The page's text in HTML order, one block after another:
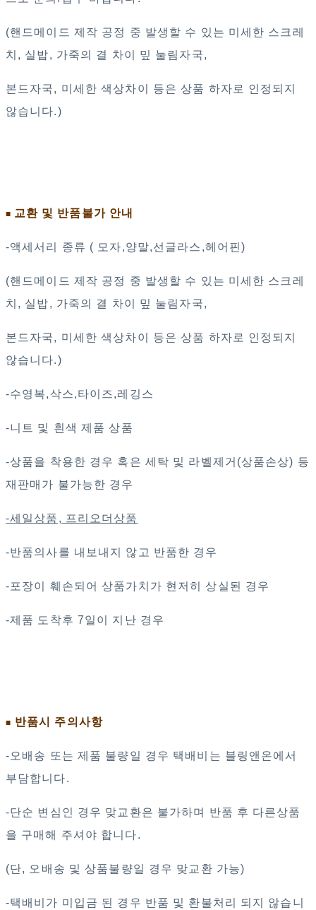
(핸드메이드 제작 공정 중 발생할 수 있는 미세한 스크레
치, 실밥, 가죽의 결 차이 밒 눌림자국,
본드자국, 미세한 색상차이 등은 상품 하자로 인정되지
않습니다.)
■ 교환 및 반품불가 안내
-액세서리 종류 ( 모자,양말,선글라스,헤어핀)
(핸드메이드 제작 공정 중 발생할 수 있는 미세한 스크레
치, 실밥, 가죽의 결 차이 밒 눌림자국,
본드자국, 미세한 색상차이 등은 상품 하자로 인정되지
않습니다.)
-수영복,삭스,타이즈,레깅스
-니트 및 흰색 제품 상품
-상품을 착용한 경우 혹은 세탁 및 라벨제거(상품손상) 등
재판매가 불가능한 경우
-세일상품, 프리오더상품
-반품의사를 내보내지 않고 반품한 경우
-포장이 훼손되어 상품가치가 현저히 상실된 경우
-제품 도착후 7일이 지난 경우
■ 반품시 주의사항
-오배송 또는 제품 불량일 경우 택배비는 블링앤온에서
부담합니다.
-단순 변심인 경우 맞교환은 불가하며 반품 후 다른상품
을 구매해 주셔야 합니다.
(단, 오배송 및 상품불량일 경우 맞교환 가능)
-택배비가 미입금 된 경우 반품 및 환불처리 되지 않습니